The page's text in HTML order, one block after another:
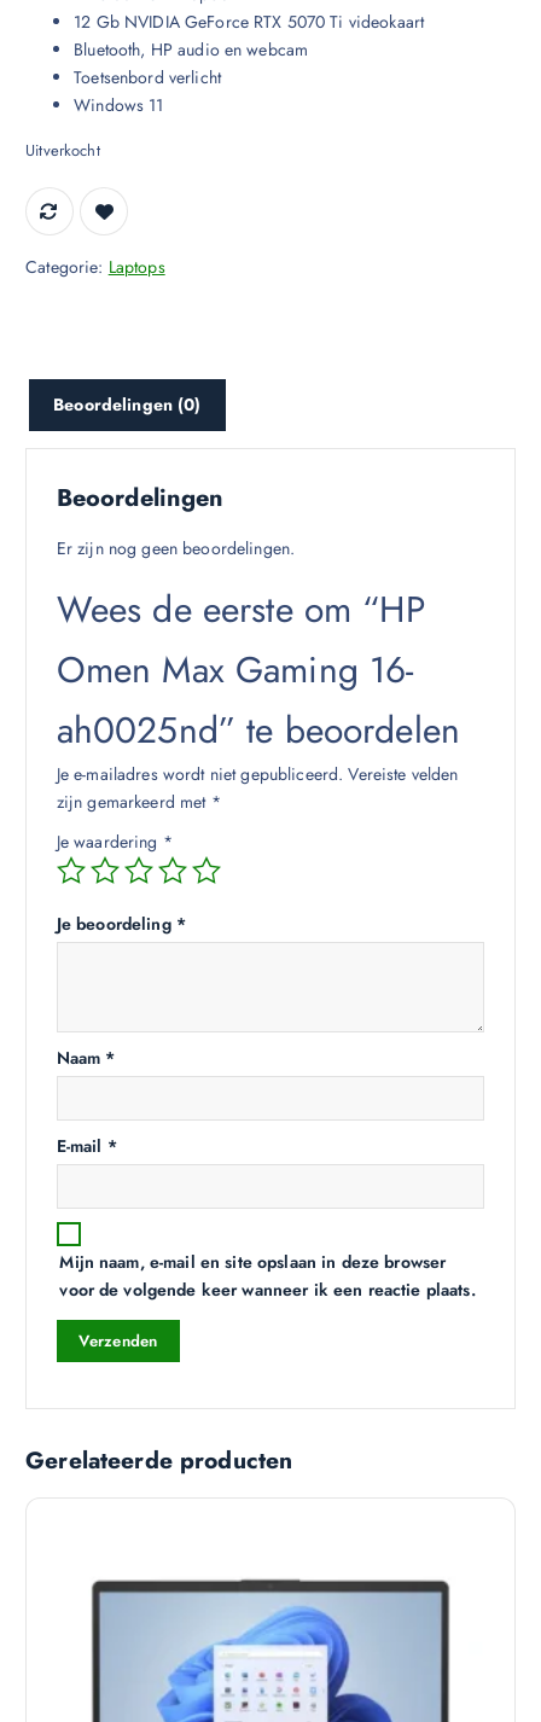
12 Gb NVIDIA GeForce RTX 5070 Ti videokaart
Bluetooth, HP audio en webcam
Toetsenbord verlicht
Windows 11
Uitverkocht
Categorie: Laptops
Beoordelingen (0)
Beoordelingen
Er zijn nog geen beoordelingen.
Wees de eerste om “HP
Omen Max Gaming 16-
ah0025nd” te beoordelen
Je e-mailadres wordt niet gepubliceerd. Vereiste velden
zijn gemarkeerd met *
Je waardering *
Je beoordeling *
Naam *
E-mail *
Mijn naam, e-mail en site opslaan in deze browser
voor de volgende keer wanneer ik een reactie plaats.
Gerelateerde producten